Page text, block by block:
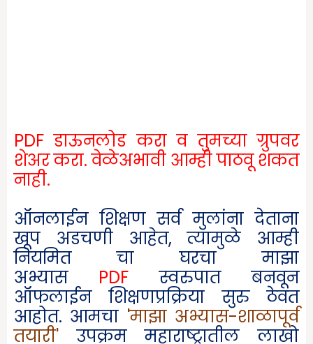
PDF डाऊनलोड करा व तुमच्या ग्रुपवर
शेअर करा. वेळेअभावी आम्ही पाठवू शकत
नाही.
ऑनलाईन शिक्षण सर्व मुलांना देताना
खूप अडचणी आहेत,त्यामुळे आम्ही
नियमित चा घरचा माझा
अभ्यास PDF
स्वरुपात बनवून
ऑफलाईन शिक्षणप्रक्रिया सुरु ठेवत
आहोत. आमचा 'माझा अभ्यास-शाळापूर्व
तयारी'
उपक्रम महाराष्ट्रातील लाखो